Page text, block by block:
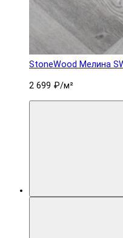
StoneWood Мелина
2 699 ₽/м²